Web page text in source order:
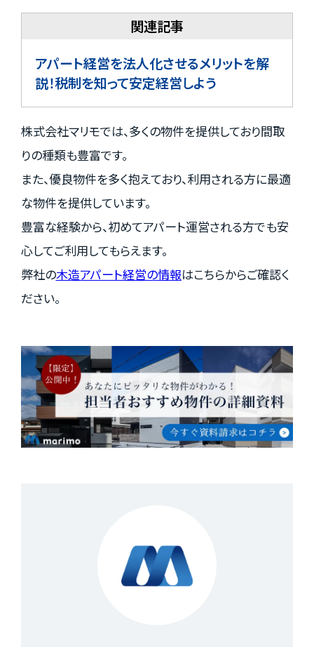
アパート経営を法人化させるメリットを解
説！税制を知って安定経営しよう
株式会社マリモでは、多くの物件を提供しており間取
りの種類も豊富です。
また、優良物件を多く抱えており、利用される方に最適
な物件を提供しています。
豊富な経験から、初めてアパート運営される方でも安
心してご利用してもらえます。
弊社の木造アパート経営の情報はこちらからご確認く
ださい。